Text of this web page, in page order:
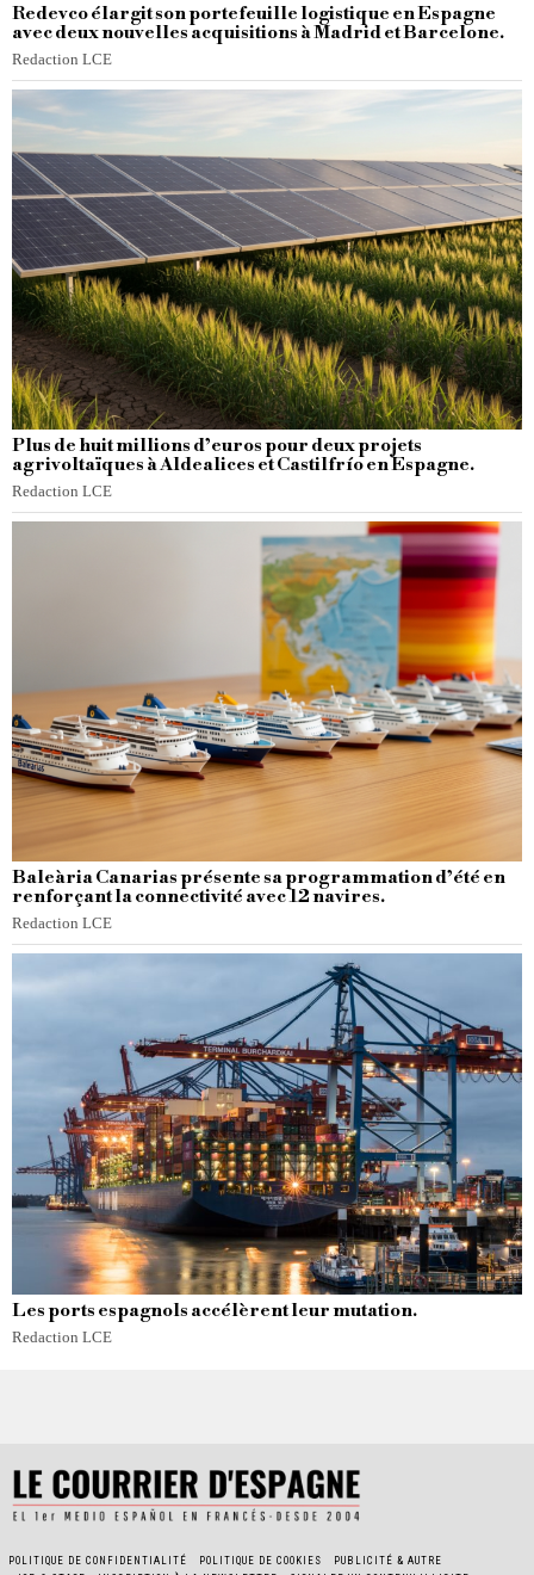
Redevco élargit son portefeuille logistique en Espagne
avec deux nouvelles acquisitions à Madrid et Barcelone.
Redaction LCE
Plus de huit millions d’euros pour deux projets
agrivoltaïques à Aldealices et Castilfrío en Espagne.
Redaction LCE
Baleària Canarias présente sa programmation d’été en
renforçant la connectivité avec 12 navires.
Redaction LCE
Les ports espagnols accélèrent leur mutation.
Redaction LCE
POLITIQUE DE CONFIDENTIALITÉ POLITIQUE DE COOKIES
PUBLICITÉ & AUTRE